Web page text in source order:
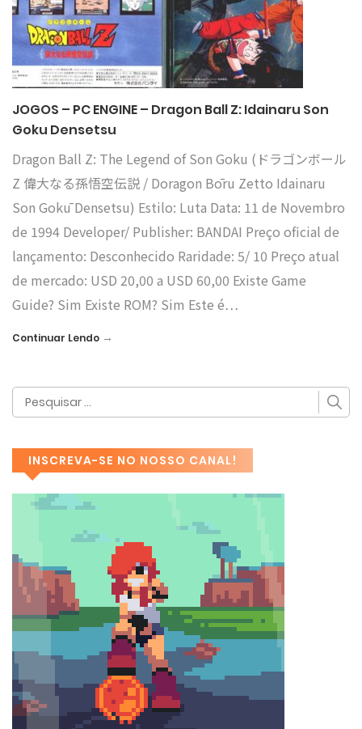
JOGOS – PC ENGINE – Dragon Ball Z: Idainaru Son
Goku Densetsu
Dragon Ball Z: The Legend of Son Goku (ドラゴンボール
Z 偉大なる孫悟空伝説 / Doragon Bōru Zetto Idainaru
Son Gokū Densetsu) Estilo: Luta Data: 11 de Novembro
de 1994 Developer/ Publisher: BANDAI Preço oficial de
lançamento: Desconhecido Raridade: 5/ 10 Preço atual
de mercado: USD 20,00 a USD 60,00 Existe Game
Guide? Sim Existe ROM? Sim Este é…
Continuar Lendo →
INSCREVA-SE NO NOSSO CANAL!